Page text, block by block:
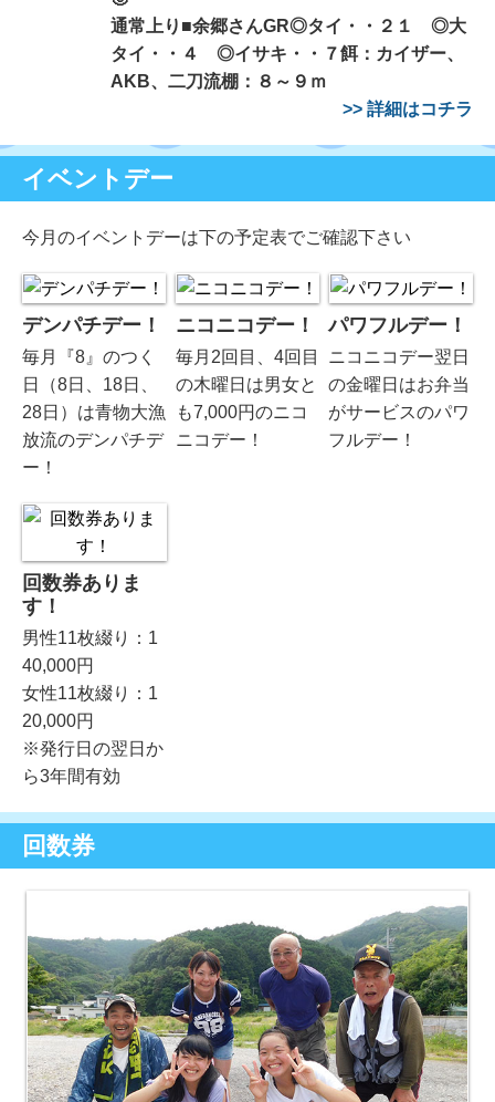
通常上り■余郷さんGR◎タイ・・２１ ◎大
タイ・・４ ◎イサキ・・７餌：カイザー、
AKB、二刀流棚：８～９ｍ
>> 詳細はコチラ
イベントデー
今月のイベントデーは下の予定表でご確認下さい
デンパチデー！
毎月『8』のつく
日（8日、18日、
28日）は青物大漁
放流のデンパチデ
ー！
ニコニコデー！
毎月2回目、4回目
の木曜日は男女と
も7,000円のニコ
ニコデー！
パワフルデー！
ニコニコデー翌日
の金曜日はお弁当
がサービスのパワ
フルデー！
回数券ありま
す！
男性11枚綴り：1
40,000円
女性11枚綴り：1
20,000円
※発行日の翌日か
ら3年間有効
回数券